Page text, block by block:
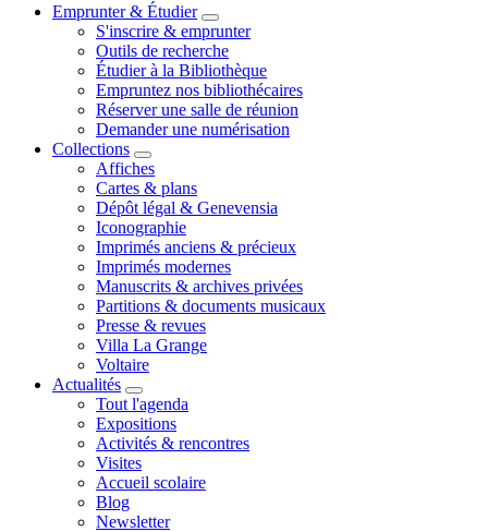
Emprunter & Étudier
S'inscrire & emprunter
Outils de recherche
Étudier à la Bibliothèque
Empruntez nos bibliothécaires
Réserver une salle de réunion
Demander une numérisation
Collections
Affiches
Cartes & plans
Dépôt légal & Genevensia
Iconographie
Imprimés anciens & précieux
Imprimés modernes
Manuscrits & archives privées
Partitions & documents musicaux
Presse & revues
Villa La Grange
Voltaire
Actualités
Tout l'agenda
Expositions
Activités & rencontres
Visites
Accueil scolaire
Blog
Newsletter